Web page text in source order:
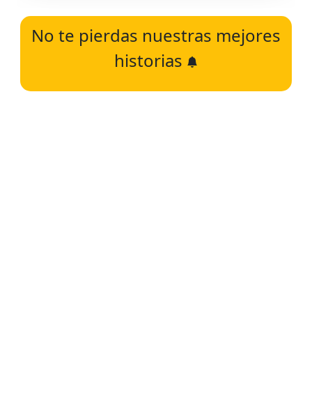
No te pierdas nuestras mejores
historias